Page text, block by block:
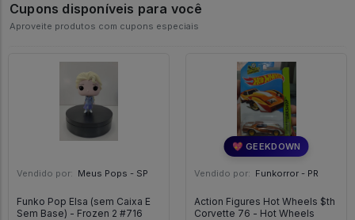
Cupons disponíveis para você
Aproveite produtos com cupons especiais
Vendido por: Meus Pops - SP
Funko Pop Elsa (sem Caixa E
Sem Base) - Frozen 2 #716
💖 GEEKDOWN
Vendido por: Funkorror - PR
Action Figures Hot Wheels $th
Corvette 76 - Hot Wheels